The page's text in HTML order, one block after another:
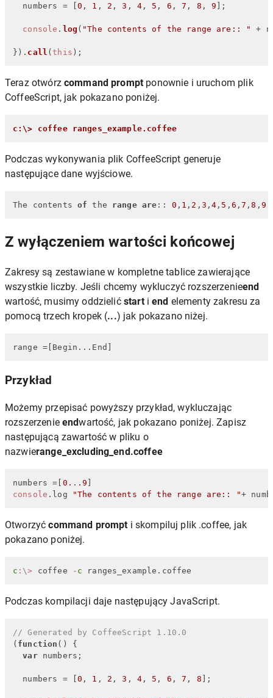
  numbers = [
0 , 1 , 2 , 3 , 4, 5 , 6 , 7 , 8 , 9 ];
console . log ( "The contents of the range are:: " +
}). call (this );
Teraz otwórz command prompt ponownie i uruchom plik
CoffeeScript, jak pokazano poniżej.
c:\> coffee ranges_example.coffee
Podczas wykonywania plik CoffeeScript generuje
następujące dane wyjściowe.
The contents of the range are :: 0 , 1 , 2 , 3 ,4 , 5 , 6 ,7 ,8 , 9
Z wyłączeniem wartości końcowej
Zakresy są zestawiane w kompletne tablice zawierające
wszystkie liczby. Jeśli chcemy wykluczyć rozszerzenieend
wartość, musimy oddzielić startiend elementy zakresu za
pomocą trzech kropek (...) jak pokazano niżej.
range =[Begin...End]
Przykład
Możemy przepisać powyższy przykład, wykluczając
rozszerzenie endwartość, jak pokazano poniżej. Zapisz
następującą zawartość w pliku o
nazwierange_excluding_end.coffee
numbers =[ 0. . .9
console . log "The contents of the range are:: "+
Otworzyćcommand prompt i skompiluj plik .coffee, jak
pokazano poniżej.
c : \> coffee - c ranges_example.coffee
Podczas kompilacji daje następujący JavaScript.
// Generated by CoffeeScript 1.10.0
( function ( ) {
var numbers;
  numbers = [
0 , 1 , 2 , 3 , 4, 5 , 6 , 7 , 8 ];